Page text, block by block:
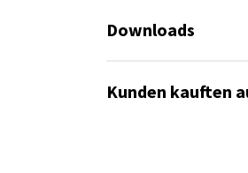
Downloads
Infoblatt_BTR1-
Kunden kauften